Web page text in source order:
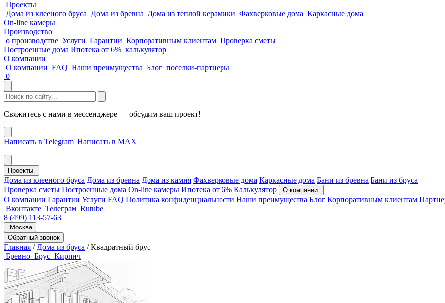
Проекты
Дома из клееного бруса Дома из бревна Дома из теплой керамики Фахверковые дома Каркасные дома
On-line камеры
Производство
о производстве Услуги Гарантии Корпоративным клиентам Проверка сметы
Построенные дома Ипотека от 6% калькулятор
О компании
О компании FAQ Наши преимущества Блог поселки-партнеры
0
Свяжитесь с нами в мессенджере — обсудим ваш проект!
Написать в Telegram Написать в MAX
Проекты
Дома из клееного бруса Дома из бревна Дома из камня Фахверковые дома Каркасные дома Бани из бревна Бани из бруса
Проверка сметы Построенные дома On-line камеры Ипотека от 6% Калькулятор О компании
О компании Гарантии Услуги FAQ Политика конфиденциальности Наши преимущества Блог Корпоративным клиентам
Вконтакте Телеграм Rutube
8 (499) 113-57-63
Москва
Обратный звонок
Главная / Дома из бруса / Квадратный брус
Бревно Брус Кирпич